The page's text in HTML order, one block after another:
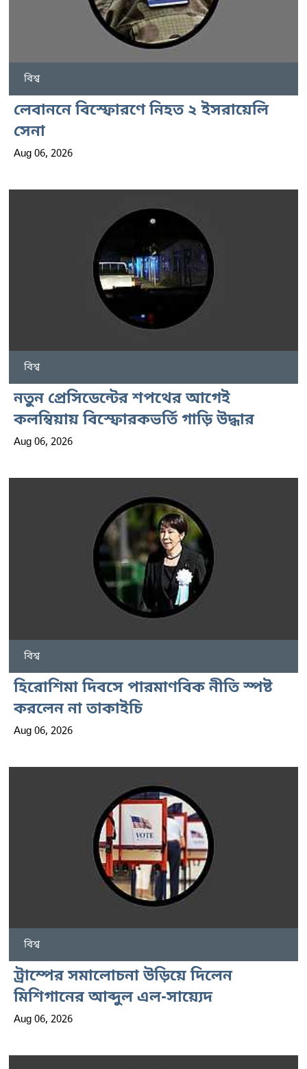
বিশ্ব
লেবাননে বিস্ফোরণে নিহত ২ ইসরায়েলি
সেনা
Aug 06, 2026
বিশ্ব
নতুন প্রেসিডেন্টের শপথের আগেই
কলম্বিয়ায় বিস্ফোরকভর্তি গাড়ি উদ্ধার
Aug 06, 2026
বিশ্ব
হিরোশিমা দিবসে পারমাণবিক নীতি স্পষ্ট
করলেন না তাকাইচি
Aug 06, 2026
বিশ্ব
ট্রাম্পের সমালোচনা উড়িয়ে দিলেন
মিশিগানের আব্দুল এল-সায়্যেদ
Aug 06, 2026